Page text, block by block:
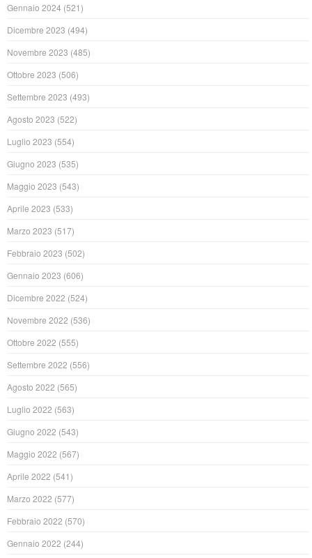
Gennaio 2024 (521)
Dicembre 2023 (494)
Novembre 2023 (485)
Ottobre 2023 (506)
Settembre 2023 (493)
Agosto 2023 (522)
Luglio 2023 (554)
Giugno 2023 (535)
Maggio 2023 (543)
Aprile 2023 (533)
Marzo 2023 (517)
Febbraio 2023 (502)
Gennaio 2023 (606)
Dicembre 2022 (524)
Novembre 2022 (536)
Ottobre 2022 (555)
Settembre 2022 (556)
Agosto 2022 (565)
Luglio 2022 (563)
Giugno 2022 (543)
Maggio 2022 (567)
Aprile 2022 (541)
Marzo 2022 (577)
Febbraio 2022 (570)
Gennaio 2022 (244)